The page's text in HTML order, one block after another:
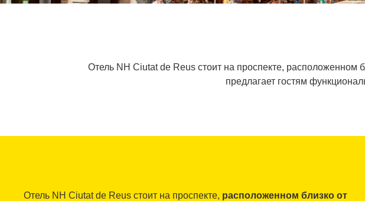
Отель NH Ciutat de Reus стоит на проспекте, расположенном
предлагает гостям
Отель NH Ciutat de Reus стоит на проспекте, расположенном близко от